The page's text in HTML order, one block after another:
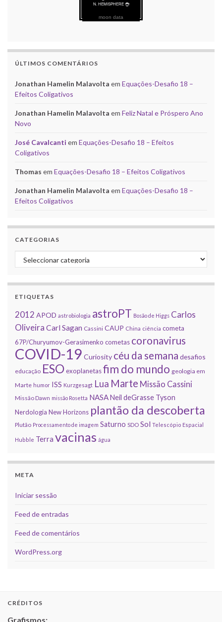
moon data
ÚLTIMOS COMENTÁRIOS
Jonathan Hamelin Malavolta em Equações-Desafio 18 –
Efeitos Coligativos
Jonathan Hamelin Malavolta em Feliz Natal e Próspero Ano
Novo
José Cavalcanti em Equações-Desafio 18 – Efeitos
Coligativos
Thomas em Equações-Desafio 18 – Efeitos Coligativos
Jonathan Hamelin Malavolta em Equações-Desafio 18 –
Efeitos Coligativos
CATEGORIAS
Categorias
ETIQUETAS
2012 APOD astrobiologia astroPT Bosão de Higgs Carlos
Oliveira Carl Sagan Cassini CAUP China ciência cometa
67P/Churyumov-Gerasimenko cometas coronavirus
COVID-19 Curiosity céu da semana desafios
educação ESOexoplanetasfim do mundo geologia em
Marte humor ISS Kurzgesagt Lua Marte Missão Cassini
Missão Dawn missão Rosetta NASANeil deGrasse Tyson
Nerdologia New Horizons plantão da descoberta
Plutão Processamento de imagem Saturno SDO Sol Telescópio Espacial
Hubble Terra vacinas água
META
Iniciar sessão
Feed de entradas
Feed de comentários
WordPress.org
CRÉDITOS
Grafismos: